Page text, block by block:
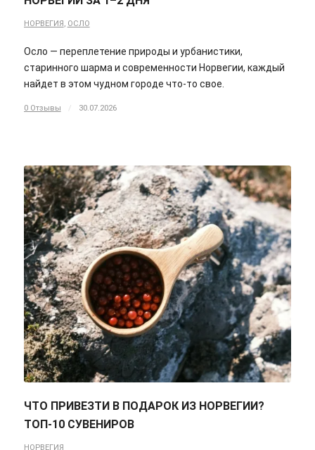
НОРВЕГИЯ , ОСЛО
Осло — переплетение природы и урбанистики,
старинного шарма и современности Норвегии, каждый
найдет в этом чудном городе что-то свое.
0 Отзывы / 30.07.2026
ЧТО ПРИВЕЗТИ В ПОДАРОК ИЗ НОРВЕГИИ?
ТОП-10 СУВЕНИРОВ
НОРВЕГИЯ